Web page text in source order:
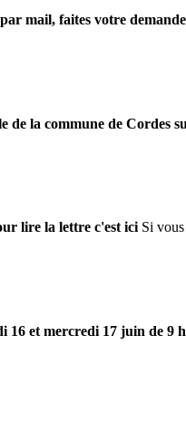
mail, faites votre
la commune de Cordes
lire la lettre c'est ici Si
16 et mercredi 17 juin de 9